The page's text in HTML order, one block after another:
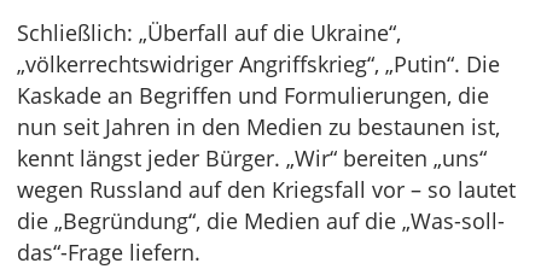
Schließlich: „Überfall auf die Ukraine“,
„völkerrechtswidriger Angriffskrieg“, „Putin“. Die
Kaskade an Begriffen und Formulierungen, die
nun seit Jahren in den Medien zu bestaunen ist,
kennt längst jeder Bürger. „Wir“ bereiten „uns“
wegen Russland auf den Kriegsfall vor – so lautet
die „Begründung“, die Medien auf die „Was-soll-
das“-Frage liefern.